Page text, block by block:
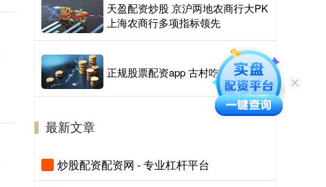
天盈配资炒股 京沪两地农商行大PK
上海农商行多项指标领先
正规股票配资app 古村吃起文旅饭
最新文章
炒股配资配资网 - 专业杠杆平台